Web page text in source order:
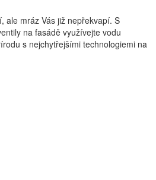
ale mráz Vás již nepřekvapí. S
na fasádě využívejte vodu
s nejchytřejšími technologiemi na